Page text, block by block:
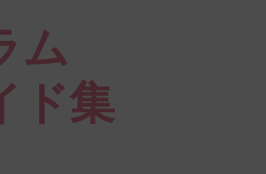
ム
ド集